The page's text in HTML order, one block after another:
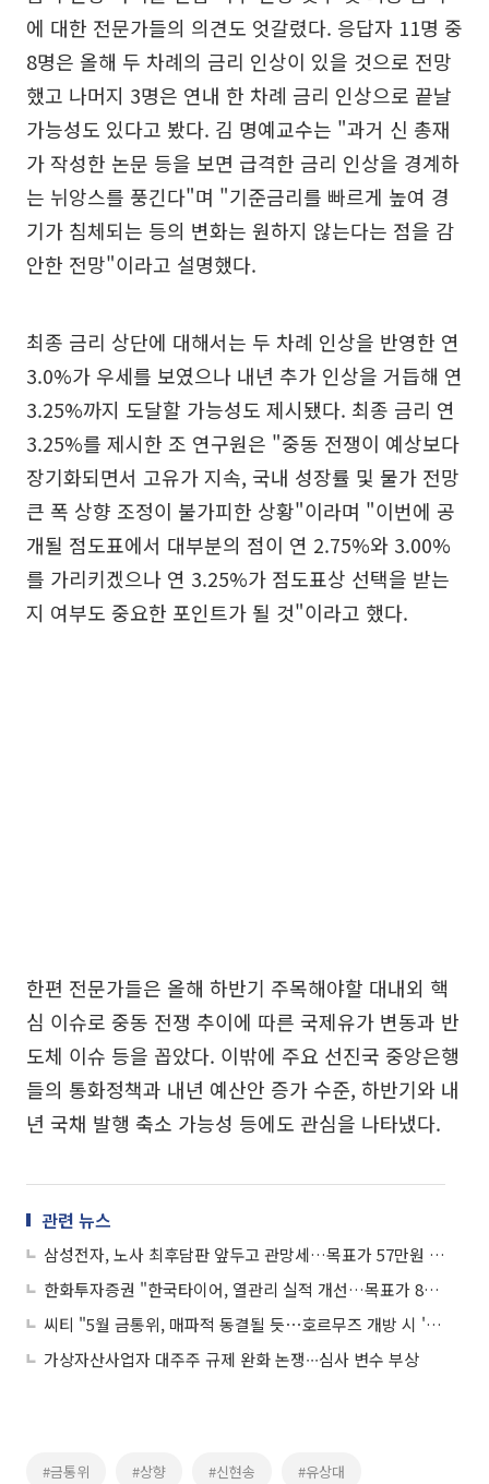
에 대한 전문가들의 의견도 엇갈렸다. 응답자 11명 중
8명은 올해 두 차례의 금리 인상이 있을 것으로 전망
했고 나머지 3명은 연내 한 차례 금리 인상으로 끝날
가능성도 있다고 봤다. 김 명예교수는 "과거 신 총재
가 작성한 논문 등을 보면 급격한 금리 인상을 경계하
는 뉘앙스를 풍긴다"며 "기준금리를 빠르게 높여 경
기가 침체되는 등의 변화는 원하지 않는다는 점을 감
안한 전망"이라고 설명했다.
최종 금리 상단에 대해서는 두 차례 인상을 반영한 연
3.0%가 우세를 보였으나 내년 추가 인상을 거듭해 연
3.25%까지 도달할 가능성도 제시됐다. 최종 금리 연
3.25%를 제시한 조 연구원은 "중동 전쟁이 예상보다
장기화되면서 고유가 지속, 국내 성장률 및 물가 전망
큰 폭 상향 조정이 불가피한 상황"이라며 "이번에 공
개될 점도표에서 대부분의 점이 연 2.75%와 3.00%
를 가리키겠으나 연 3.25%가 점도표상 선택을 받는
지 여부도 중요한 포인트가 될 것"이라고 했다.
한편 전문가들은 올해 하반기 주목해야할 대내외 핵
심 이슈로 중동 전쟁 추이에 따른 국제유가 변동과 반
도체 이슈 등을 꼽았다. 이밖에 주요 선진국 중앙은행
들의 통화정책과 내년 예산안 증가 수준, 하반기와 내
년 국채 발행 축소 가능성 등에도 관심을 나타냈다.
관련 뉴스
삼성전자, 노사 최후담판 앞두고 관망세…목표가 57만원 상향에도 보합
한화투자증권 "한국타이어, 열관리 실적 개선…목표가 8만4000원으로 상향"
씨티 "5월 금통위, 매파적 동결될 듯⋯호르무즈 개방 시 '깜짝 인상' 가능성도"
가상자산사업자 대주주 규제 완화 논쟁∙∙∙심사 변수 부상
#금통위 #상향 #신현송 #유상대